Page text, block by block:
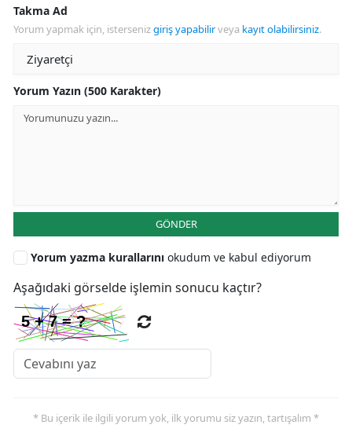
Takma Ad
Yorum yapmak için, istersenizgiriş yapabilirveya kayıt olabilirsiniz.
Yorum Yazın (500 Karakter)
GÖNDER
Yorum yazma kurallarını okudum ve kabul ediyorum
Aşağıdaki görselde işlemin sonucu kaçtır?
* Bu içerik ile ilgili yorum yok, ilk yorumu siz yazın, tartışalım *